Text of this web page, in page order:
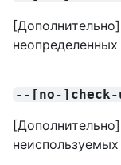
--[no-]check-